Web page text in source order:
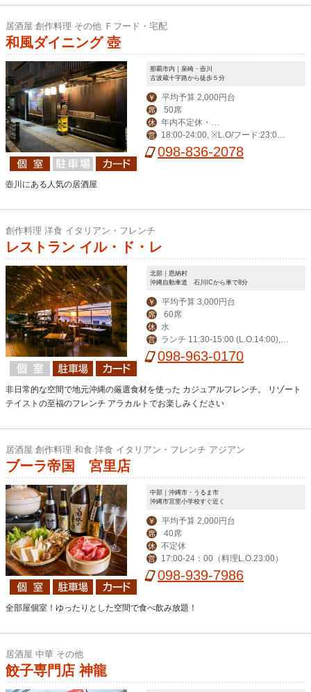
居酒屋 創作料理 その他 Ｆフード・宅配
和風ダイニング 壺
那覇市内｜泉崎・壺川
古波蔵十字路から徒歩５分
￥ 平均予算 2,000円台
席 50席
休
年内不定休・お
盆・大晦日・正月三
が日
営
18:00-24:00, ※L.O/フード:23:0
0・ドリンク:23:30
098-836-2078
壺川にある人気の居酒屋
創作料理 洋食 イタリアン・フレンチ
レストラン イル・ド・レ
北部｜恩納村
沖縄自動車道 石川ICから車で8分
￥ 平均予算 3,000円台
席 60席
休 水
営
ランチ 11:30-15:00 (L.O.14:00),デ
ィナー 17:30-23:00 (L.O.21:00)
098-963-0170
非日常的な空間で地元沖縄の厳選食材を使った カジュアルフレンチ。 リゾート
テイストの至福のフレンチ アラカルトでお楽しみください
居酒屋 創作料理 和食 洋食 イタリアン・フレンチ アジアン
ブーラ帝国 宮里店
中部｜沖縄市・うるま市
沖縄市宮里小学校すぐ近く
￥ 平均予算 2,000円台
席 40席
休 不定休
営 17:00-24：00（料理L.O.23:00）
098-939-7986
全部屋個室！ゆったりとした空間で食べ飲み放題！
居酒屋 中華 その他
餃子専門店 神龍